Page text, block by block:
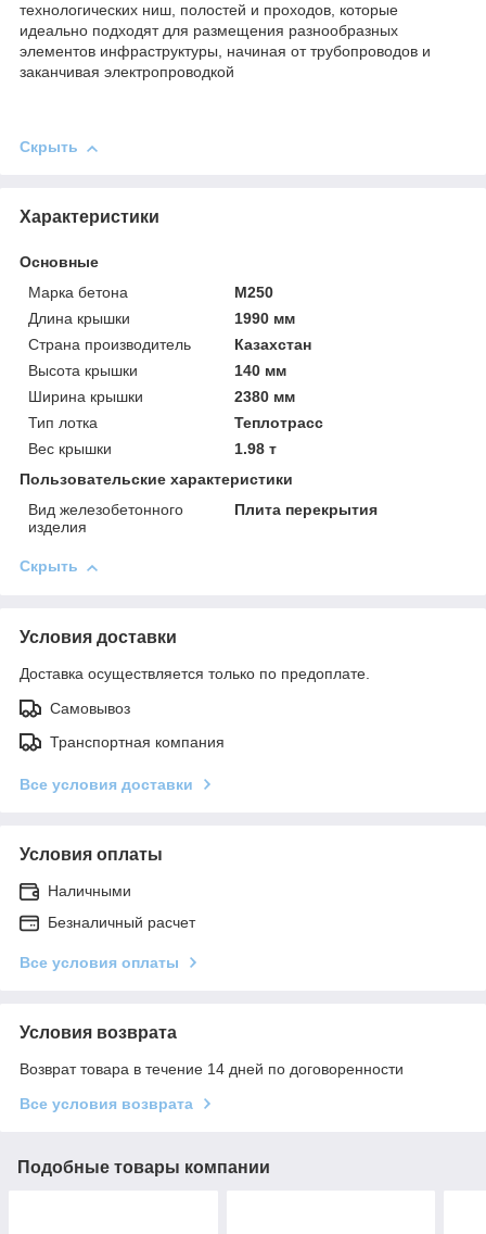
технологических ниш, полостей и проходов, которые
идеально подходят для размещения разнообразных
элементов инфраструктуры, начиная от трубопроводов и
заканчивая электропроводкой
Скрыть
Характеристики
Основные
Марка бетона
М250
Длина крышки
1990 мм
Страна производитель
Казахстан
Высота крышки
140 мм
Ширина крышки
2380 мм
Тип лотка
Теплотрасс
Вес крышки
1.98 т
Пользовательские характеристики
Вид железобетонного
изделия
Плита перекрытия
Скрыть
Условия доставки
Доставка осуществляется только по предоплате.
Самовывоз
Транспортная компания
Все условия доставки
Условия оплаты
Наличными
Безналичный расчет
Все условия оплаты
Условия возврата
Возврат товара в течение 14 дней по договоренности
Все условия возврата
Подобные товары компании